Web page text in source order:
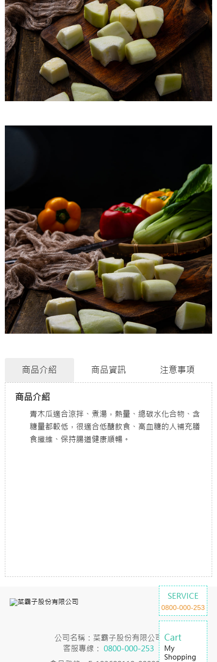
商品介紹 商品資訊 注意事項
商品介紹
青木瓜適合涼拌、煮湯，熱量、總碳水化合物、含
糖量都較低，很適合低醣飲食、高血糖的人補充膳
食纖維、保持腸道健康順暢。
SERVICE
0800-000-253
Cart
My
Shopping
公司名稱：菜霸子股份有限公司
客服專線： 0800-000-253